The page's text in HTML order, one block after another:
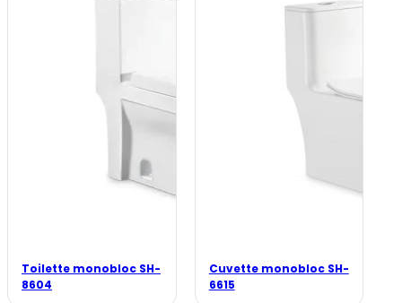
Toilette monobloc SH-
8604
Cuvette monobloc SH-
6615